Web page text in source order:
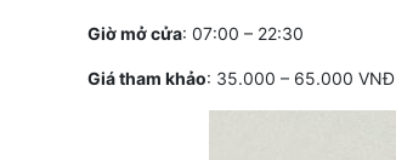
Giờ mở cửa: 07:00 – 22:30
Giá tham khảo: 35.000 – 65.000 VNĐ